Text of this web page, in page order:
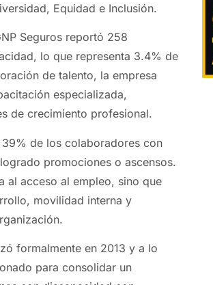
Equidad e Inclusión.
Seguros reportó 258
lo que representa 3.4% de
de talento, la empresa
especializada,
de crecimiento profesional.
de los colaboradores con
promociones o ascensos.
al acceso al empleo, sino que
movilidad interna y
formalmente en 2013 y a lo
para consolidar un